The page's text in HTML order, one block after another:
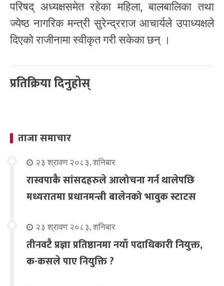
परिषद् अध्यक्षसमेत रहेका महिला, बालबालिका तथा
ज्येष्ठ नागरिक मन्त्री सुरेन्द्रराज आचार्यले उपाध्यक्षले
दिएको राजीनामा स्वीकृत गरी सकेका छन् ।
प्रतिक्रिया दिनुहोस्
ताजा समाचार
२३ श्रावण २०८३, शनिबार
रास्वपाकै सांसदहरुले आलोचना गर्न थालेपछि
मध्यरातमा प्रधानमन्त्री बालेनको भावुक स्टाटस
२३ श्रावण २०८३, शनिबार
तीनवटै प्रज्ञा प्रतिष्ठानमा नयाँ पदाधिकारी नियुक्त,
क-कसले पाए नियुक्ति ?